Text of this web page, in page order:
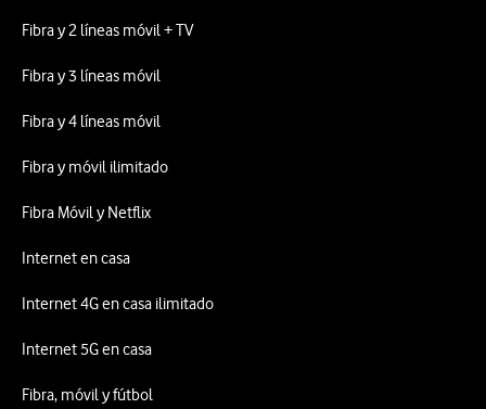
Fibra y 2 líneas móvil + TV
Fibra y 3 líneas móvil
Fibra y 4 líneas móvil
Fibra y móvil ilimitado
Fibra Móvil y Netflix
Internet en casa
Internet 4G en casa ilimitado
Internet 5G en casa
Fibra, móvil y fútbol